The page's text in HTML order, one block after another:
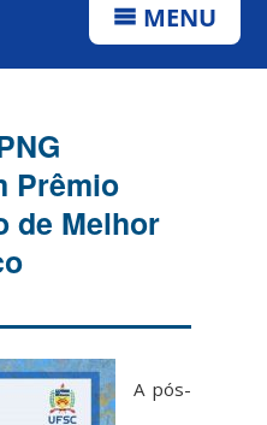
MENU
Prêmio
de Melhor
A pós-